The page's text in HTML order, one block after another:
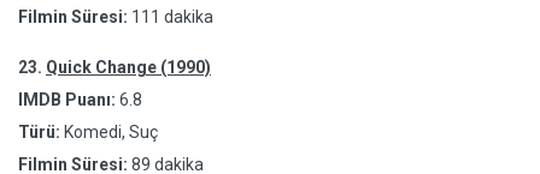
Filmin Süresi: 111 dakika
23. Quick Change (1990)
IMDB Puanı: 6.8
Türü: Komedi, Suç
Filmin Süresi: 89 dakika